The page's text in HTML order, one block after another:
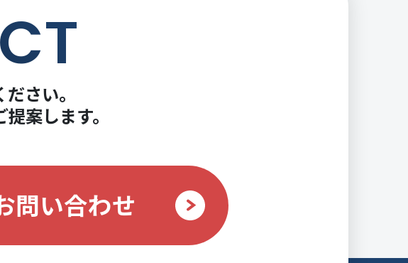
さい。
案します。
問い合わせ